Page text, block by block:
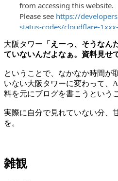
大阪タワー 「えーっ、そうなん
ていないんだよなぁ。資料見せ
ということで、なかなか時間が
いない大阪タワーに変わって、
料を元にブログを書こうという
実際に自分で見れていない分、
を。
雑観